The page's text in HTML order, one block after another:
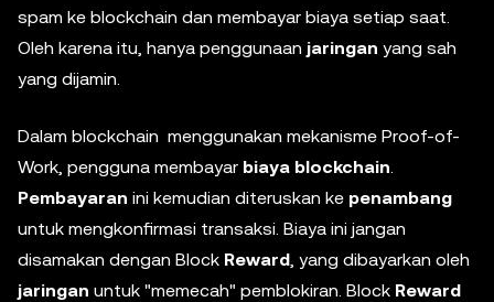
spam ke blockchain dan membayar biaya setiap saat.
Oleh karena itu, hanya penggunaan jaringan yang sah
yang dijamin.
Dalam blockchain menggunakan mekanisme Proof-of-
Work, pengguna membayar biaya blockchain.
Pembayaran ini kemudian diteruskan ke penambang
untuk mengkonfirmasi transaksi. Biaya ini jangan
disamakan dengan Block Reward, yang dibayarkan oleh
jaringan untuk "memecah" pemblokiran. Block Reward